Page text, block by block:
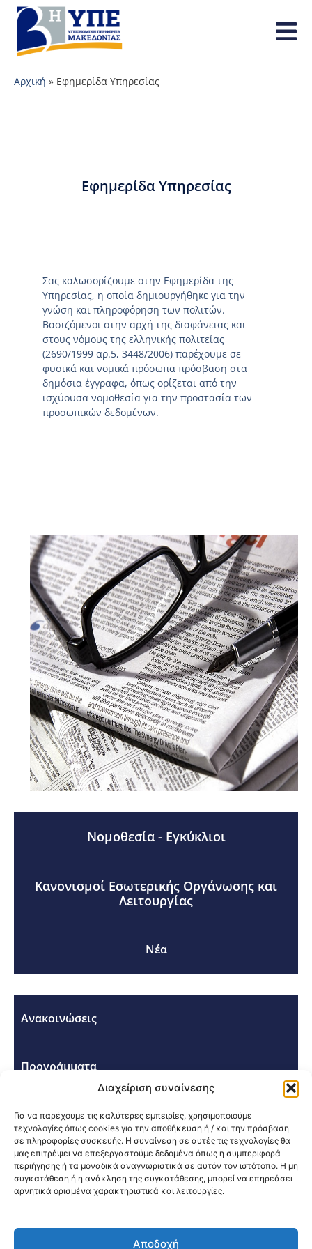
Διαχείριση συναίνεσης
Για να παρέχουμε τις καλύτερες εμπειρίες, χρησιμοποιούμε
τεχνολογίες όπως cookies για την αποθήκευση ή / και την πρόσβαση
σε πληροφορίες συσκευής. Η συναίνεση σε αυτές τις τεχνολογίες θα
μας επιτρέψει να επεξεργαστούμε δεδομένα όπως η συμπεριφορά
περιήγησης ή τα μοναδικά αναγνωριστικά σε αυτόν τον ιστότοπο. Η μη
συγκατάθεση ή η ανάκληση της συγκατάθεσης, μπορεί να επηρεάσει
αρνητικά ορισμένα χαρακτηριστικά και λειτουργίες.
Αποδοχή
Αρχική » Εφημερίδα Υπηρεσίας
Εφημερίδα Υπηρεσίας
Σας καλωσορίζουμε στην Εφημερίδα της
Υπηρεσίας, η οποία δημιουργήθηκε για την
γνώση και πληροφόρηση των πολιτών.
Βασιζόμενοι στην αρχή της διαφάνειας και
στους νόμους της ελληνικής πολιτείας
(2690/1999 αρ.5, 3448/2006) παρέχουμε σε
φυσικά και νομικά πρόσωπα πρόσβαση στα
δημόσια έγγραφα, όπως ορίζεται από την
ισχύουσα νομοθεσία για την προστασία των
προσωπικών δεδομένων.
Νομοθεσία - Εγκύκλιοι
Κανονισμοί Εσωτερικής Οργάνωσης και
Λειτουργίας
Νέα
Ανακοινώσεις
Προγράμματα
Σεμινάρια - Συνέδρια